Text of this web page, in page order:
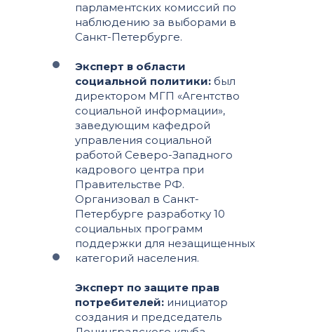
парламентских комиссий по
наблюдению за выборами в
Санкт-Петербурге.
Эксперт в области
социальной политики: был
директором МГП «Агентство
социальной информации»,
заведующим кафедрой
управления социальной
работой Северо-Западного
кадрового центра при
Правительстве РФ.
Организовал в Санкт-
Петербурге разработку 10
социальных программ
поддержки для незащищенных
категорий населения.
Эксперт по защите прав
потребителей: инициатор
создания и председатель